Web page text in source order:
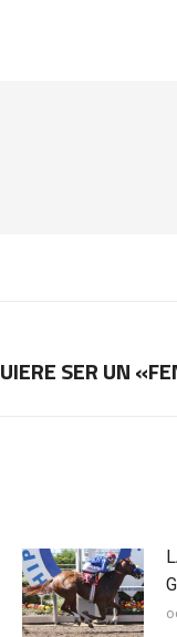
SER UN